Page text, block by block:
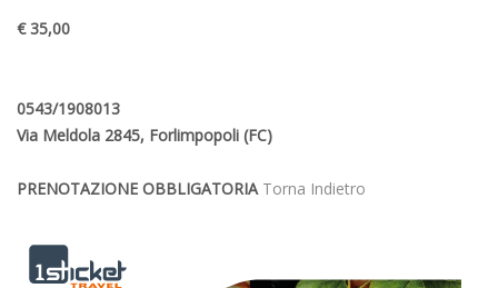
€ 35,00
0543/1908013
Via Meldola 2845, Forlimpopoli (FC)
PRENOTAZIONE OBBLIGATORIA Torna Indietro